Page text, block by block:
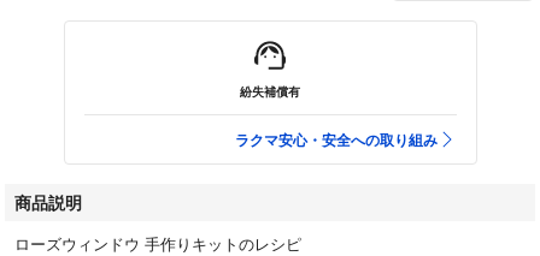
紛失補償有
ラクマ安心・安全への取り組み
商品説明
ローズウィンドウ 手作りキットのレシピ